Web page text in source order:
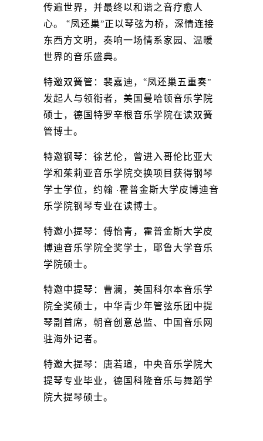
传遍世界，并最终以和谐之音疗愈人
心。 “凤还巢”正以琴弦为桥，深情连接
东西方文明，奏响一场情系家园、温暖
世界的音乐盛典。
特邀双簧管：裴嘉迪，“凤还巢五重奏”
发起人与领衔者，美国曼哈顿音乐学院
硕士，德国特罗辛根音乐学院在读双簧
管博士。
特邀钢琴：徐艺伦，曾进入哥伦比亚大
学和茱莉亚音乐学院交换项目获得钢琴
学士学位，约翰 ·霍普金斯大学皮博迪音
乐学院钢琴专业在读博士。
特邀小提琴：傅怡青，霍普金斯大学皮
博迪音乐学院全奖学士，耶鲁大学音乐
学院硕士。
特邀中提琴：曹澜，美国科尔本音乐学
院全奖硕士，中华青少年管弦乐团中提
琴副首席，朝音创意总监、中国音乐网
驻海外记者。
特邀大提琴：唐若瑄，中央音乐学院大
提琴专业毕业，德国科隆音乐与舞蹈学
院大提琴硕士。